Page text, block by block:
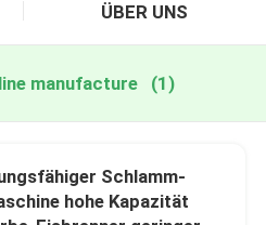
ÜBER UNS
manufacture (1)
Schlamm-
hohe Kapazität